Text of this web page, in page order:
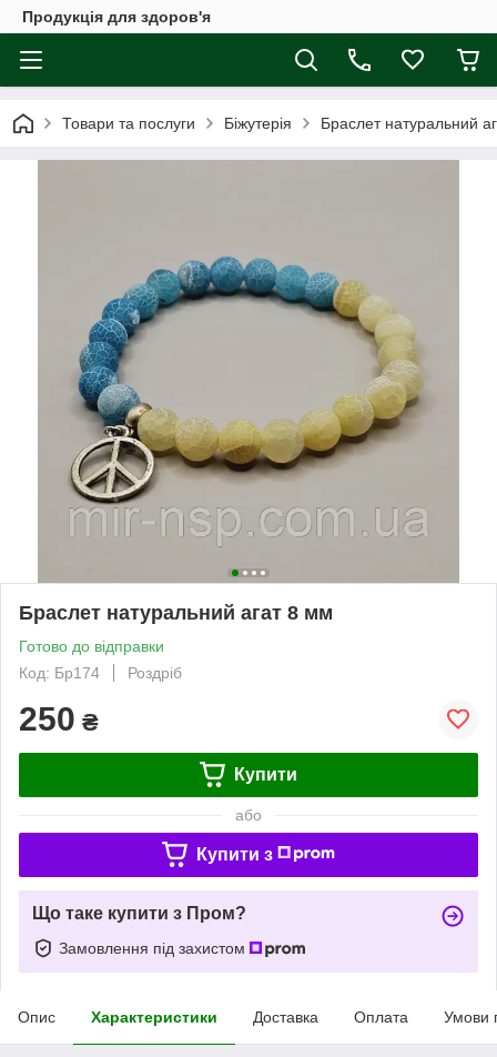
Продукція для здоров'я
Товари та послуги Біжутерія Браслет натуральний
Браслет натуральний агат 8 мм
Готово до відправки
Код: Бр174
Роздріб
250 ₴
Купити
або
Купити з
Що таке купити з Пром?
Замовлення під захистом
Опис Характеристики Доставка Оплата Умови